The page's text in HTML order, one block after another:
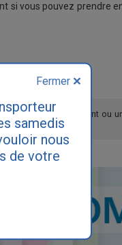
si vous pouvez prendre
votre médecin traitant ou
samedis
nous
de votre
Fermer